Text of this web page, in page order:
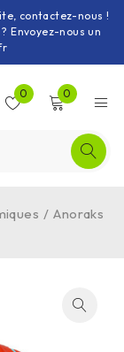
contactez-nous !
Envoyez-nous un
0 0
/ Anoraks